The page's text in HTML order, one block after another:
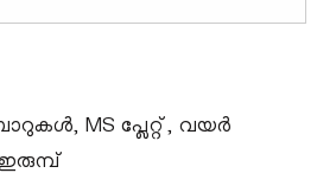
MS പ്ലേറ്റ്, വയർ